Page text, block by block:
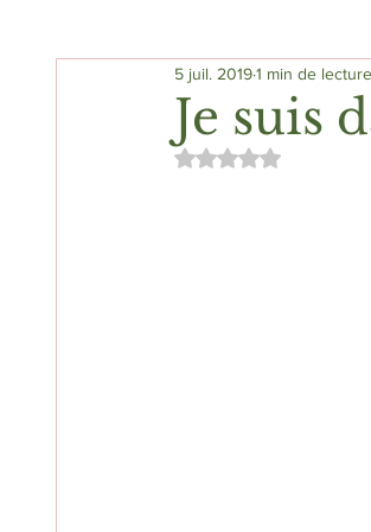
RESTAURANTS MAISONS &
EXPOSITIONS MUSÉES
Je suis
5 juil. 20191 min de lecture
Noté NaN étoiles